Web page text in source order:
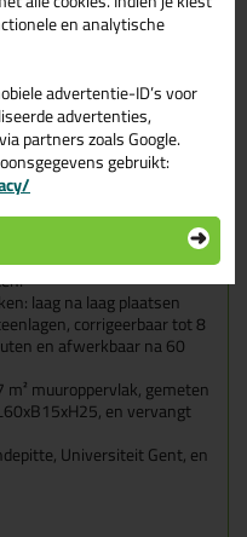
silicaat- en
maatnauwkeurigheid.
en cellenbeton
Easy Fix
kun je een onbeperkt
ervoor dat het niet
laag na laag plaatsen
corrigeerbaar tot 8
en afwerkbaar na 60
muuroppervlak, gemeten
en vervangt
Universiteit Gent, en
en analytische
advertentie-ID’s voor
advertenties,
partners zoals Google.
gebruikt: